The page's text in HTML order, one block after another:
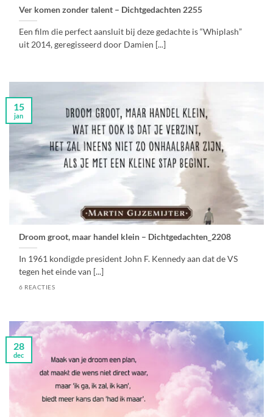
Ver komen zonder talent – Dichtgedachten 2255
Een film die perfect aansluit bij deze gedachte is “Whiplash”
uit 2014, geregisseerd door Damien [...]
Droom groot, maar handel klein – Dichtgedachten_2208
In 1961 kondigde president John F. Kennedy aan dat de VS
tegen het einde van [...]
6 REACTIES
15
jan
28
dec